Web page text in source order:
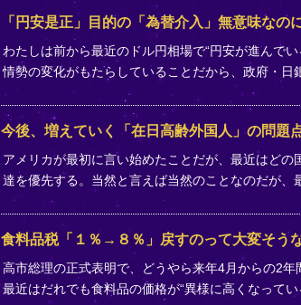
「円安是正」目的の「為替介入」無意味なの
わたしは前から最近のドル円相場で“円安が進んで
情勢の変化がもたらしていることだから、政府・日
今後、増えていく「在日高齢外国人」の問題
アメリカが最初に言い始めたことだが、最近はど
達を優先する。当然と言えば当然のことなのだが、
食料品税「１％→８％」戻すのって大変そう
高市総理の正式表明で、どうやら来年4月からの2
最近はだれでも食料品の価格が“異様に高くなって